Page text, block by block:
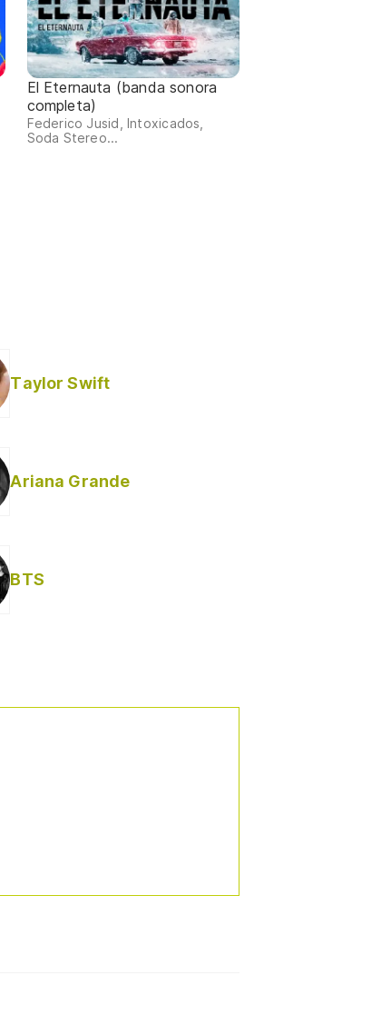
El Eternauta (banda sonora
completa)
Federico Jusid, Intoxicados,
Soda Stereo...
Taylor Swift
Ariana Grande
BTS